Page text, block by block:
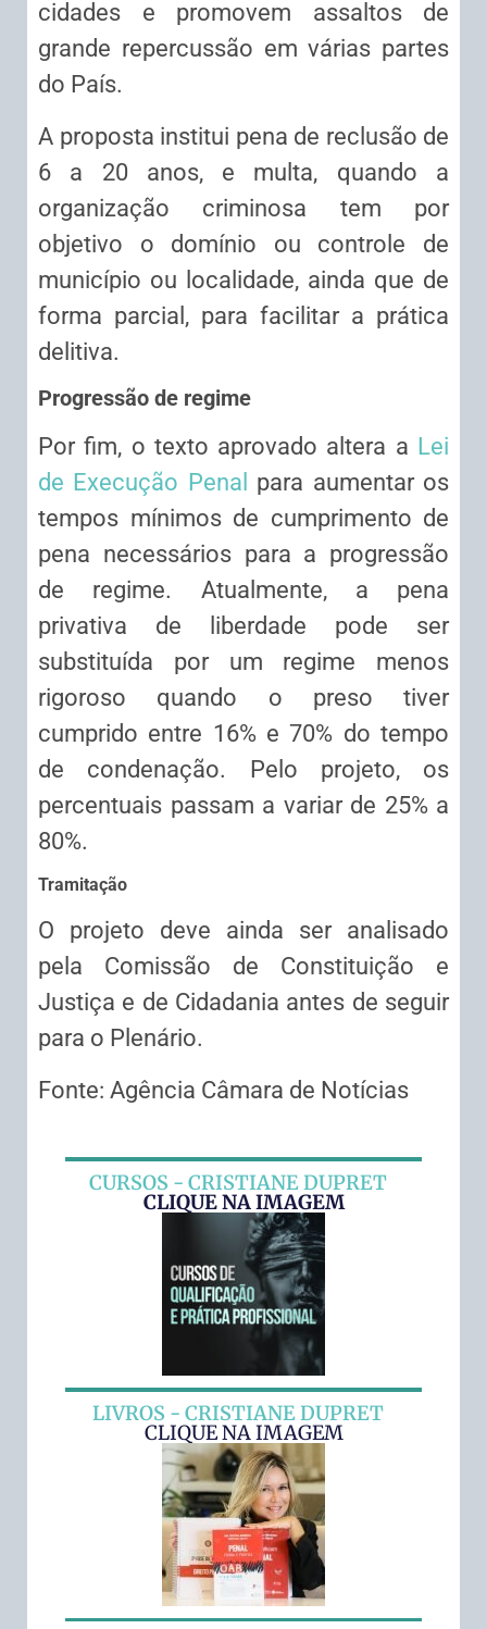
cidades e promovem assaltos de
grande repercussão em várias partes
do País.
A proposta institui pena de reclusão de
6 a 20 anos, e multa, quando a
organização criminosa tem por
objetivo o domínio ou controle de
município ou localidade, ainda que de
forma parcial, para facilitar a prática
delitiva.
Progressão de regime
Por fim, o texto aprovado altera a Lei
de Execução Penal para aumentar os
tempos mínimos de cumprimento de
pena necessários para a progressão
de regime. Atualmente, a pena
privativa de liberdade pode ser
substituída por um regime menos
rigoroso quando o preso tiver
cumprido entre 16% e 70% do tempo
de condenação. Pelo projeto, os
percentuais passam a variar de 25% a
80%.
Tramitação
O projeto deve ainda ser analisado
pela Comissão de Constituição e
Justiça e de Cidadania antes de seguir
para o Plenário.
Fonte: Agência Câmara de Notícias
CURSOS - CRISTIANE DUPRET
CLIQUE NA IMAGEM
LIVROS - CRISTIANE DUPRET
CLIQUE NA IMAGEM